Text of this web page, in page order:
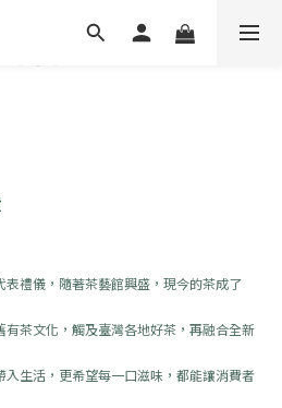
禮儀，隨著茶藝館興盛，現今的茶成了
茶文化，觸及臺灣各地好茶，再融合全新
生活，更希望每一口滋味，都能讓消費者